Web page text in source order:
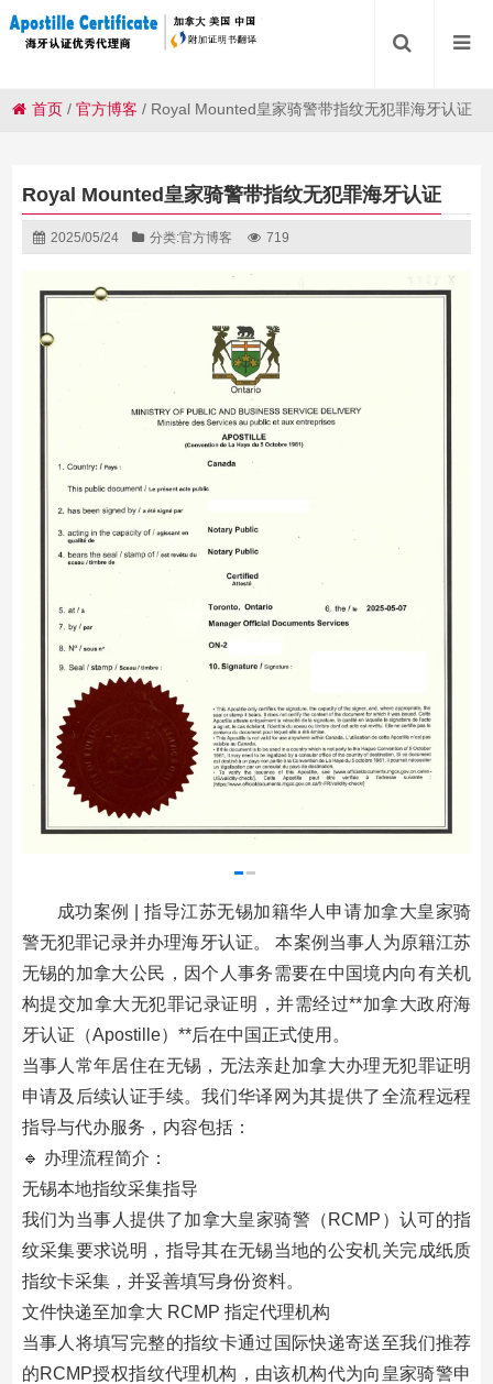
首页 /官方博客 / Royal Mounted皇家骑警带指纹无犯罪海牙认证
Royal Mounted皇家骑警带指纹无犯罪海牙认证
2025/05/24 分类:官方博客 719
成功案例 | 指导江苏无锡加籍华人申请加拿大皇家骑
警无犯罪记录并办理海牙认证。 本案例当事人为原籍江苏
无锡的加拿大公民，因个人事务需要在中国境内向有关机
构提交加拿大无犯罪记录证明，并需经过**加拿大政府海
牙认证（Apostille）**后在中国正式使用。
当事人常年居住在无锡，无法亲赴加拿大办理无犯罪证明
申请及后续认证手续。我们华译网为其提供了全流程远程
指导与代办服务，内容包括：
🔹 办理流程简介：
无锡本地指纹采集指导
我们为当事人提供了加拿大皇家骑警（RCMP）认可的指
纹采集要求说明，指导其在无锡当地的公安机关完成纸质
指纹卡采集，并妥善填写身份资料。
文件快递至加拿大 RCMP 指定代理机构
当事人将填写完整的指纹卡通过国际快递寄送至我们推荐
的RCMP授权指纹代理机构，由该机构代为向皇家骑警申